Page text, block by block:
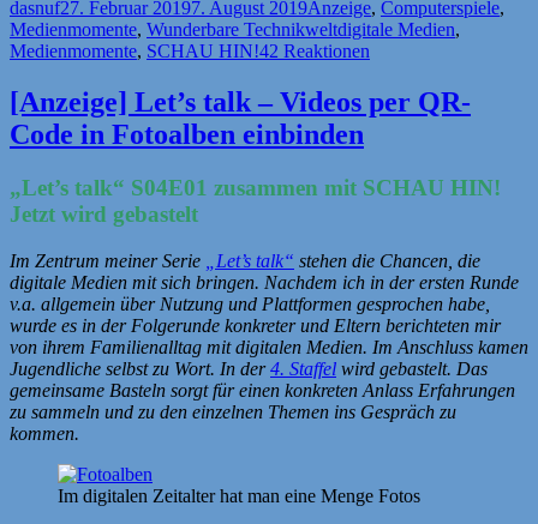
talk
–
Stop
Filme
erstellen
und
Autor
dasnufVeröffentlicht
am
27. Februar 20197. August 2019Kategorien
Anzeige, Computerspiele,
Medienmomente, Wunderbare TechnikweltSchlagwörter
digitale Medien,
Medienmomente, SCHAU HIN!42 Reaktionen
[Anzeige] Let’s talk – Videos per QR-
Code in Fotoalben einbinden
„Let’s talk“ S04E01 zusammen mit SCHAU HIN!
Jetzt wird gebastelt
Im Zentrum meiner Serie „Let’s talk“ stehen die Chancen, die
digitale Medien mit sich bringen. Nachdem ich in der ersten Runde
v.a. allgemein über Nutzung und Plattformen gesprochen habe,
wurde es in der Folgerunde konkreter und Eltern berichteten mir
von ihrem Familienalltag mit digitalen Medien. Im Anschluss kamen
Jugendliche selbst zu Wort. In der4. Staffel wird gebastelt. Das
gemeinsame Basteln sorgt für einen konkreten Anlass Erfahrungen
zu sammeln und zu den einzelnen Themen ins Gespräch zu
kommen.
Im digitalen Zeitalter hat man eine Menge Fotos